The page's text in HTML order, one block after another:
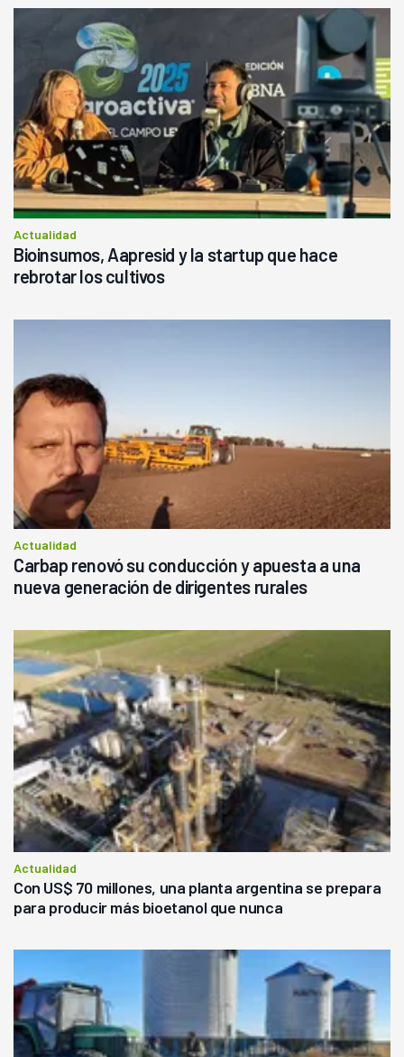
Actualidad
Bioinsumos, Aapresid y la startup que hace
rebrotar los cultivos
Actualidad
Carbap renovó su conducción y apuesta a una
nueva generación de dirigentes rurales
Actualidad
Con US$ 70 millones, una planta argentina se prepara
para producir más bioetanol que nunca